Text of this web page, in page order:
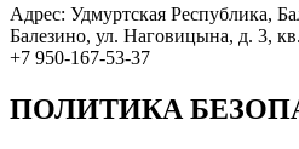
Адрес: Удмуртская Республика,
Балезино, ул. Наговицына, д. 3,
+7 950-167-53-37
ПОЛИТИКА